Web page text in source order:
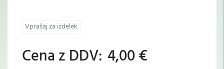
Vprašaj za izdelek
Cena z DDV: 4,00 €